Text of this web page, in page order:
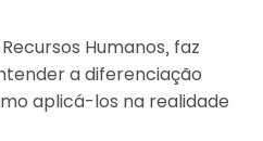
Humanos, faz
a diferenciação
aplicá-los na realidade